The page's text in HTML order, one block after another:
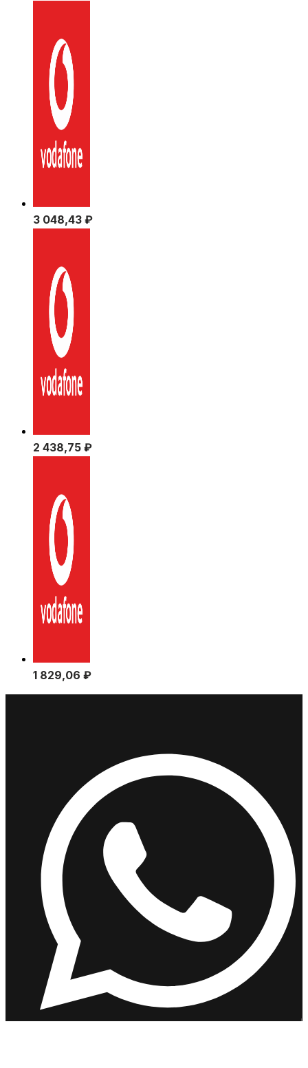
3 048,43 ₽
2 438,75 ₽
1 829,06 ₽